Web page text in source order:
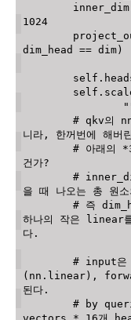
        inner_dim
1024
dim_head == dim )
        self
.
        self
.
니라, 한꺼번에 해버
건가?
을 때 나오는 총 원소
하나의 작은 linear
다.
(nn.linear),
된다.